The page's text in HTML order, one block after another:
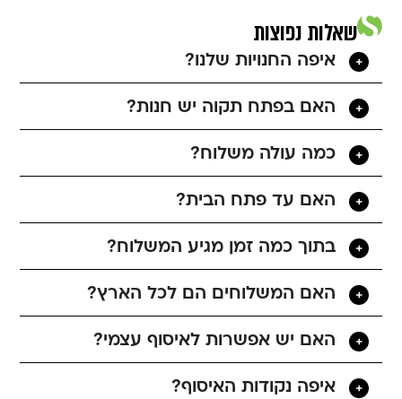
שאלות נפוצות
איפה החנויות שלנו?
האם בפתח תקוה יש חנות?
כמה עולה משלוח?
האם עד פתח הבית?
בתוך כמה זמן מגיע המשלוח?
האם המשלוחים הם לכל הארץ?
האם יש אפשרות לאיסוף עצמי?
איפה נקודות האיסוף?